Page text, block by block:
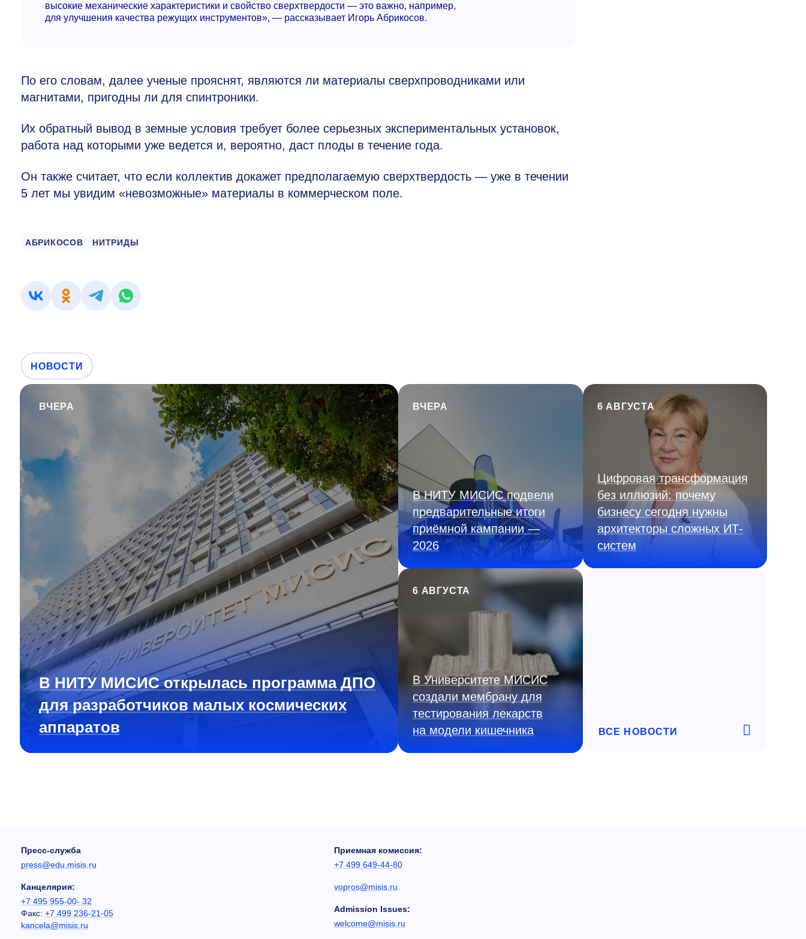
высокие механические характеристики и свойство сверхтвердости — это важно, например,
для улучшения качества режущих инструментов», — рассказывает Игорь Абрикосов.
По его словам, далее ученые прояснят, являются ли материалы сверхпроводниками или
магнитами, пригодны ли для спинтроники.
Их обратный вывод в земные условия требует более серьезных экспериментальных установок,
работа над которыми уже ведется и, вероятно, даст плоды в течение года.
Он также считает, что если коллектив докажет предполагаемую сверхтвердость — уже в течении
5 лет мы увидим «невозможные» материалы в коммерческом поле.
АБРИКОСОВ НИТРИДЫ
НОВОСТИ
ВЧЕРА
В НИТУ МИСИС открылась программа ДПО
для разработчиков малых космических
аппаратов
ВЧЕРА
В НИТУ МИСИС подвели
предварительные итоги
приёмной кампании —
2026
6 АВГУСТА
Цифровая трансформация
без иллюзий: почему
бизнесу сегодня нужны
архитекторы сложных ИТ-
систем
6 АВГУСТА
В Университете МИСИС
создали мембрану для
тестирования лекарств
на модели кишечника
ВСЕ НОВОСТИ
Пресс-служба
press@edu.misis.ru
Канцелярия:
+7 495 955-00- 32
Факс: +7 499 236-21-05
kancela@misis.ru
Приемная комиссия:
+7 499 649-44-80
vopros@misis.ru
Admission Issues:
welcome@misis.ru